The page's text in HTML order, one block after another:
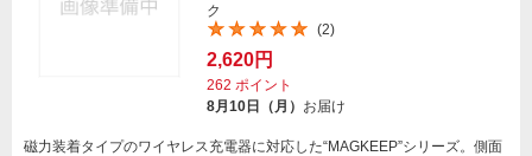
ク
(2)
2,620円
262 ポイント
8月10日（月） お届け
磁力装着タイプのワイヤレス充電器に対応した“MAGKEEP”シリーズ。側面